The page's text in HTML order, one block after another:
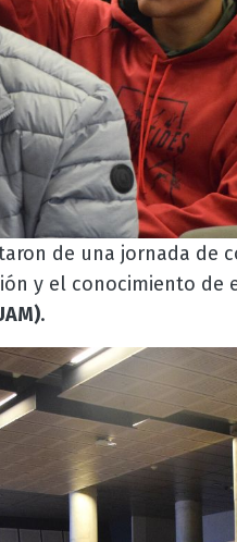
de una jornada de
y el conocimiento de
.